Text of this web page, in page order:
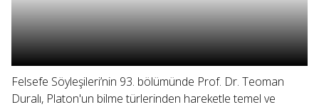
Felsefe Söyleşileri’nin 93. bölümünde Prof. Dr. Teoman
Duralı, Platon'un bilme türlerinden hareketle temel ve